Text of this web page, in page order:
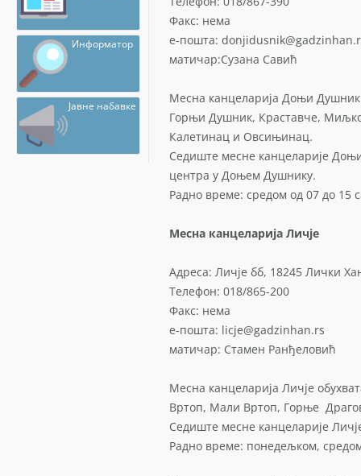
Информатор
Јавне набавке
Факс: нема
е-пошта:
матичар:Сузана Савић
Месна канцеларија Доњи
Горњи Душник, Краставче,
Калетинац и Овсињинац.
Седиште месне канцеларије
центра у Доњем Душнику.
Радно време: средом од 07 до 15
Месна канцеларија Личје
Адреса: Личје бб, 18245 Лички
Телефон: 018/865-200
Факс: нема
е-пошта: licje@gadzinhan.rs
матичар: Стамен Ранђеловић
Месна канцеларија Личје
Вртоп, Мали Вртоп, Горње
Седиште месне канцеларије
Радно време: понедељком,